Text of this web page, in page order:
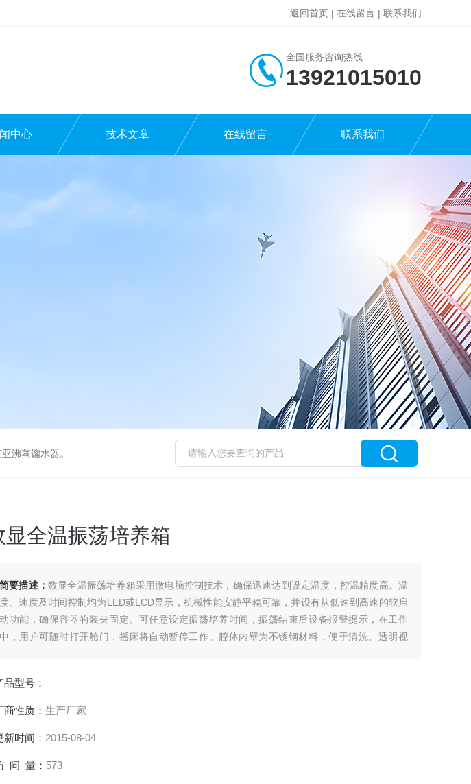
返回首页 | 在线留言 | 联系我们
全国服务咨询热线:
13921015010
中心 技术文章 在线留言 联系我们
沸蒸馏水器。
显全温振荡培养箱
简要描述： 数显全温振荡培养箱采用微电脑控制技术，确保迅速达到设定温度，控温精度高。温
度、速度及时间控制均为LED或LCD显示，机械性能安静平稳可靠，并设有从低速到高速的软启
动功能，确保容器的装夹固定。可任意设定振荡培养时间，振荡结束后设备报警提示，在工作
中，用户可随时打开舱门，摇床将自动暂停工作。腔体内壁为不锈钢材料，便于清洗。透明视
品型号：
商性质： 生产厂家
新时间： 2015-08-04
问 量： 573